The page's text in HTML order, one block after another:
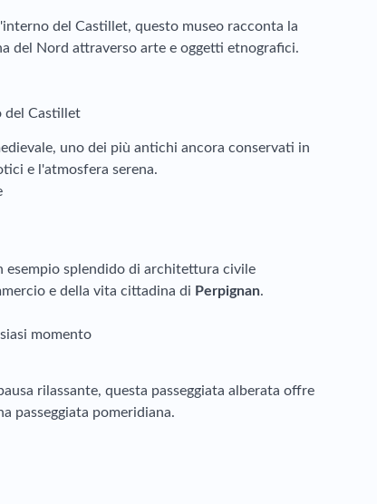
del Castillet, questo museo racconta la
del Nord attraverso arte e oggetti etnografici.
del Castillet
uno dei più antichi ancora conservati in
e l'atmosfera serena.
esempio splendido di architettura civile
e della vita cittadina di Perpignan.
momento
rilassante, questa passeggiata alberata offre
passeggiata pomeridiana.